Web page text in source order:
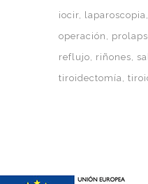
iocir laparoscopia
operación
reflujo
riñones
tiroidectomía